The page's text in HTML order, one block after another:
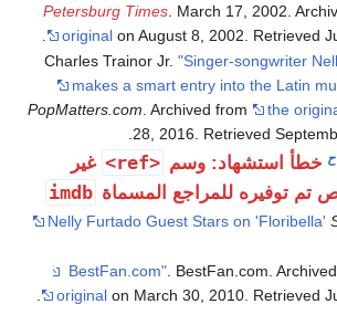
Petersburg Times. March 17, 2002.
originalon August 8, 2002.
.
Charles Trainor Jr."Singer-
makes a smart entry into the
PopMatters.com. Archived from the
28, 2016. Retrieved
.
استشهاد: وسم<ref>
غير
توفيره للمراجع المسماةimdb
Nelly Furtado Guest Stars on
. BestFan.com.
originalon March 30, 2010.
.